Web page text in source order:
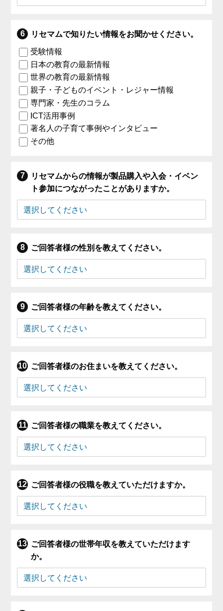
リセマムで知りたい情報をお聞かせください。
受験情報
日本の教育の最新情報
世界の教育の最新情報
親子・子どものイベント・レジャー情報
専門家・先生のコラム
ICT活用事例
著名人の子育て事例やインタビュー
その他
リセマムからの情報が製品購入や入会・イベン
ト参加につながったことがありますか。
ご回答者様の性別を教えてください。
ご回答者様の年齢を教えてください。
ご回答者様のお住まいを教えてください。
ご回答者様の職業を教えてください。
ご回答者様の役職を教えていただけますか。
ご回答者様の世帯年収を教えていただけます
か。